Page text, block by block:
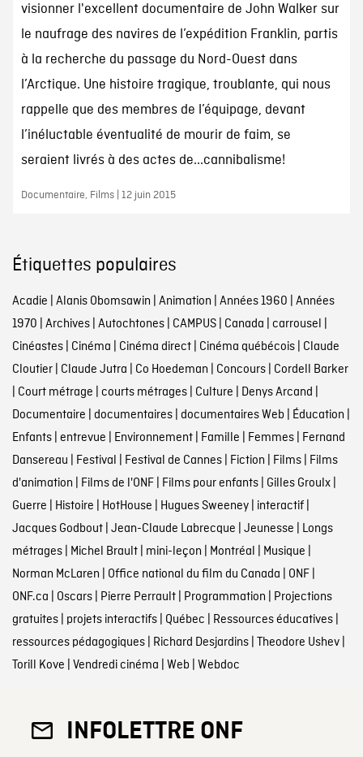
visionner l'excellent documentaire de John Walker sur
le naufrage des navires de l’expédition Franklin, partis
à la recherche du passage du Nord-Ouest dans
l’Arctique. Une histoire tragique, troublante, qui nous
rappelle que des membres de l’équipage, devant
l’inéluctable éventualité de mourir de faim, se
seraient livrés à des actes de...cannibalisme!
Documentaire, Films | 12 juin 2015
Étiquettes populaires
Acadie | Alanis Obomsawin | Animation | Années 1960 | Années
1970 | Archives| Autochtones| CAMPUS| Canada | carrousel |
Cinéastes| Cinéma | Cinéma direct| Cinéma québécois| Claude
Cloutier| Claude Jutra | Co Hoedeman | Concours| Cordell Barker
| Court métrage | courts métrages| Culture | Denys Arcand |
Documentaire | documentaires| documentaires Web | Éducation |
Enfants| entrevue | Environnement| Famille | Femmes| Fernand
Dansereau | Festival | Festival de Cannes| Fiction | Films| Films
d'animation | Films de l'ONF| Films pour enfants| Gilles Groulx|
Guerre | Histoire | HotHouse | Hugues Sweeney| interactif|
Jacques Godbout| Jean-Claude Labrecque | Jeunesse | Longs
métrages| Michel Brault| mini-leçon | Montréal | Musique |
Norman McLaren | Office national du film du Canada | ONF|
ONF.ca | Oscars| Pierre Perrault| Programmation | Projections
gratuites| projets interactifs| Québec | Ressources éducatives|
ressources pédagogiques| Richard Desjardins| Theodore Ushev|
Torill Kove | Vendredi cinéma | Web | Webdoc
INFOLETTRE ONF